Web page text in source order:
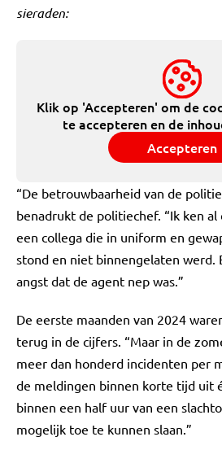
sieraden:
Klik op 'Accepteren' om de
te accepteren en de
Accepteren
“De betrouwbaarheid van de
benadrukt de politiechef. “Ik ken
een collega die in uniform en
stond en niet binnengelaten werd.
angst dat de agent nep was.”
De eerste maanden van 2024
terug in de cijfers. “Maar in de
meer dan honderd incidenten per
de meldingen binnen korte tijd uit
binnen een half uur van een
mogelijk toe te kunnen slaan.”